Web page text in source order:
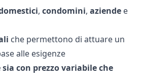
, condomini, aziende e
che permettono di attuare un
alle esigenze
con prezzo variabile che